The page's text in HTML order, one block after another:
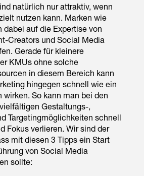
natürlich nur attraktiv, wenn
nutzen kann. Marken wie
dabei auf die Expertise von
Creators und Social Media
Gerade für kleinere
KMUs ohne solche
in diesem Bereich kann
hingegen schnell wie ein
wirken. So kann man bei den
Gestaltungs-,
Targetingmöglichkeiten schnell
Fokus verlieren. Wir sind der
mit diesen 3 Tipps ein Start
von Social Media
sollte: